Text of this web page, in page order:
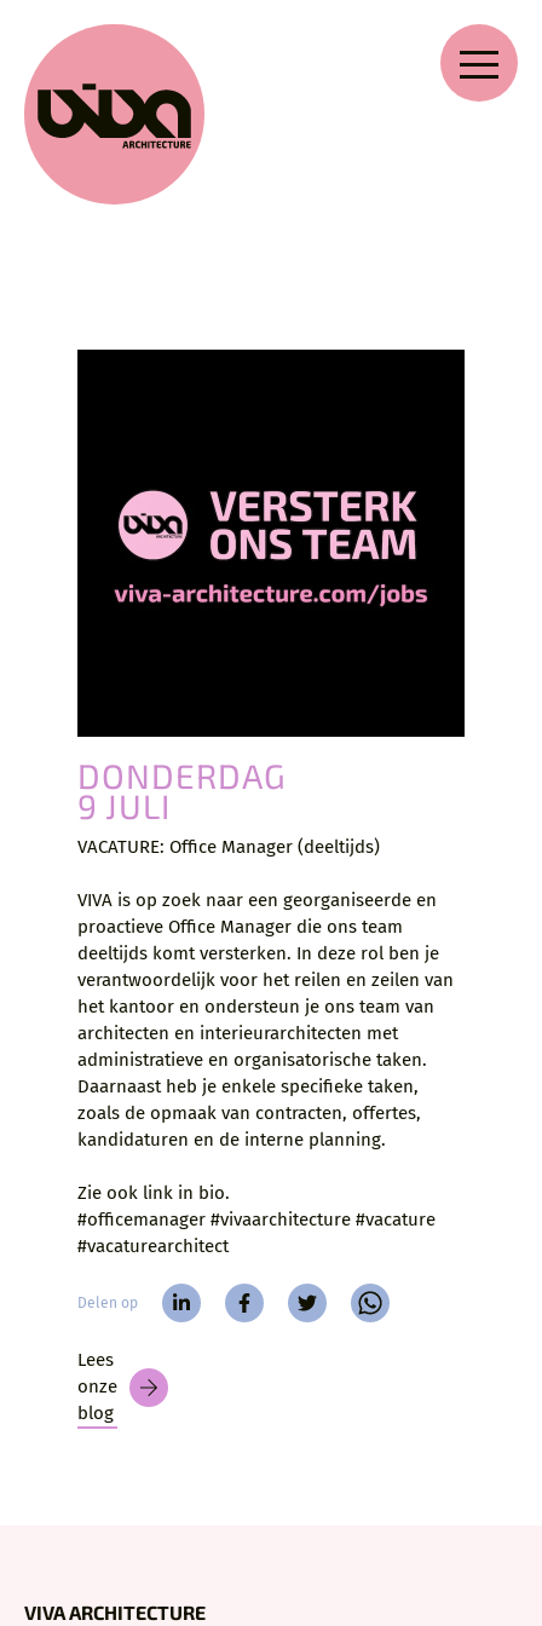
Ernest Van Dijckkaai 22-23
2000 Antwerpen
DONDERDAG
9 JULI
VACATURE: Office Manager (deeltijds)
VIVA is op zoek naar een georganiseerde en
proactieve Office Manager die ons team
deeltijds komt versterken. In deze rol ben je
verantwoordelijk voor het reilen en zeilen van
het kantoor en ondersteun je ons team van
architecten en interieurarchitecten met
administratieve en organisatorische taken.
Daarnaast heb je enkele specifieke taken,
zoals de opmaak van contracten, offertes,
kandidaturen en de interne planning.
Zie ook link in bio.
#officemanager #vivaarchitecture #vacature
#vacaturearchitect
Delen op
Lees
onze
blog
VIVA ARCHITECTURE